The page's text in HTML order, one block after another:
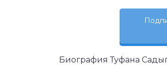
Биография Туфана